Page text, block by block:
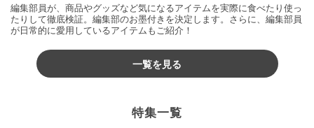
編集部員が、商品やグッズなど気になるアイテムを実際に食べたり使っ
たりして徹底検証。編集部のお墨付きを決定します。さらに、編集部員
が日常的に愛用しているアイテムもご紹介！
一覧を見る
特集一覧